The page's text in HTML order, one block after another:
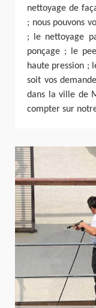
nettoyage de
; nous pouvons
; le nettoyage
ponçage ; le
haute pression ;
soit vos
dans la ville de
compter sur